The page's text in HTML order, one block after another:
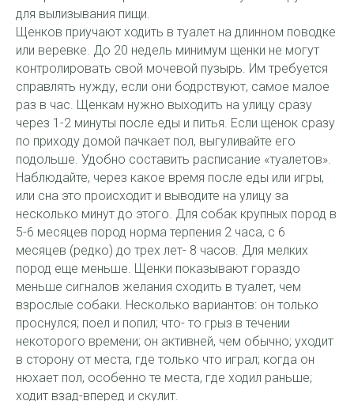
для вылизывания пищи.
Щенков приучают ходить в туалет на длинном поводке
или веревке. До 20 недель минимум щенки не могут
контролировать свой мочевой пузырь. Им требуется
справлять нужду, если они бодрствуют, самое малое
раз в час. Щенкам нужно выходить на улицу сразу
через 1-2 минуты после еды и питья. Если щенок сразу
по приходу домой пачкает пол, выгуливайте его
подольше. Удобно составить расписание «туалетов».
Наблюдайте, через какое время после еды или игры,
или сна это происходит и выводите на улицу за
несколько минут до этого. Для собак крупных пород в
5-6 месяцев пород норма терпения 2 часа, с 6
месяцев (редко) до трех лет- 8 часов. Для мелких
пород еще меньше. Щенки показывают гораздо
меньше сигналов желания сходить в туалет, чем
взрослые собаки. Несколько вариантов: он только
проснулся; поел и попил; что- то грыз в течении
некоторого времени; он активней, чем обычно; уходит
в сторону от места, где только что играл; когда он
нюхает пол, особенно те места, где ходил раньше;
ходит взад-вперед и скулит.